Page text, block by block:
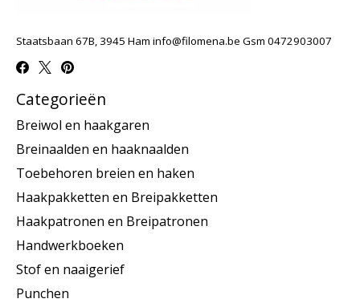
Staatsbaan 67B, 3945 Ham info@filomena.be Gsm 0472903007
Categorieën
Breiwol en haakgaren
Breinaalden en haaknaalden
Toebehoren breien en haken
Haakpakketten en Breipakketten
Haakpatronen en Breipatronen
Handwerkboeken
Stof en naaigerief
Punchen